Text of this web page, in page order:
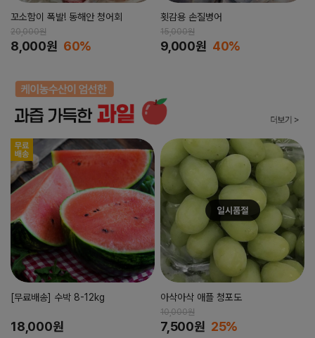
꼬소함이 폭발! 동해안 청어회
20,000원
8,000원 60%
횟감용 손질병어
15,000원
9,000원 40%
[무료배송] 수박 8-12kg
18,000원
아삭아삭 애플 청포도
10,000원
7,500원 25%